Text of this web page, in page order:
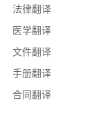
法律翻译
医学翻译
文件翻译
手册翻译
合同翻译